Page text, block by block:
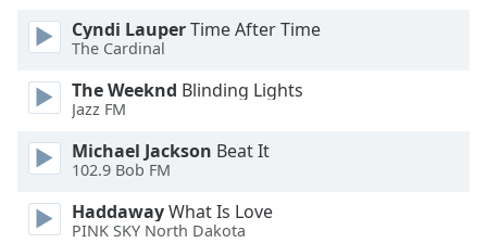
Opacity
Caption
Background
Color
Cyndi LauperTime After Time
The Cardinal
The Weeknd Blinding Lights
Jazz FM
Michael Jackson Beat It
102.9 Bob FM
HaddawayWhat Is Love
PINK SKY North Dakota